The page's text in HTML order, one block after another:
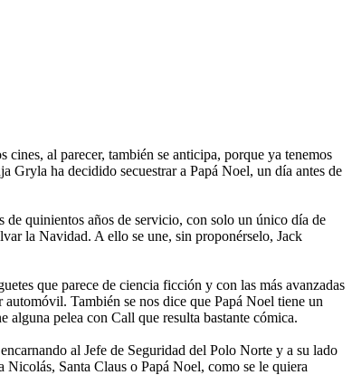
al parecer, también se anticipa, porque ya tenemos
Gryla ha decidido secuestrar a Papá Noel, un día antes de
quinientos años de servicio, con solo un único día de
la Navidad. A ello se une, sin proponérselo, Jack
que parece de ciencia ficción y con las más avanzadas
También se nos dice que Papá Noel tiene un
alguna pelea con Call que resulta bastante cómica.
al Jefe de Seguridad del Polo Norte y a su lado
Santa Claus o Papá Noel, como se le quiera